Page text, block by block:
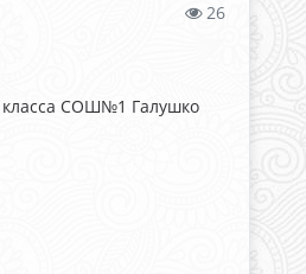
26
класса СОШ№1 Галушко